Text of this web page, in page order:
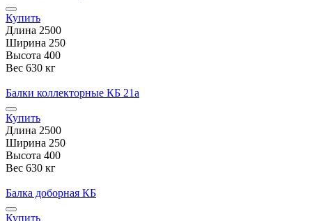
Купить
Длина 2500
Ширина 250
Высота 400
Вес 630 кг
Балки коллекторные КБ 21а
Купить
Длина 2500
Ширина 250
Высота 400
Вес 630 кг
Балка доборная КБ
Купить